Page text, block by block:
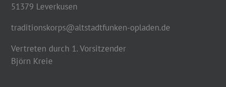
51379 Leverkusen
traditionskorps@altstadtfunken-opladen.de
Vertreten durch 1. Vorsitzender
Björn Kreie